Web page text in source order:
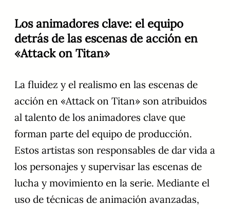
Los animadores clave: el equipo
detrás de las escenas de acción en
«Attack on Titan»
La fluidez y el realismo en las escenas de
acción en «Attack on Titan» son atribuidos
al talento de los animadores clave que
forman parte del equipo de producción.
Estos artistas son responsables de dar vida a
los personajes y supervisar las escenas de
lucha y movimiento en la serie. Mediante el
uso de técnicas de animación avanzadas,